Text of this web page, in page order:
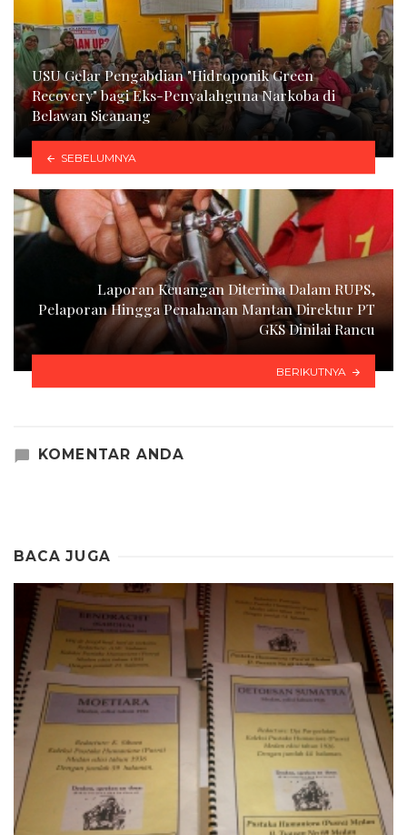
USU Gelar Pengabdian "Hidroponik Green
Recovery" bagi Eks-Penyalahguna Narkoba di
Belawan Sicanang
SEBELUMNYA
Laporan Keuangan Diterima Dalam RUPS,
Pelaporan Hingga Penahanan Mantan Direktur PT
GKS Dinilai Rancu
BERIKUTNYA
KOMENTAR ANDA
BACA JUGA